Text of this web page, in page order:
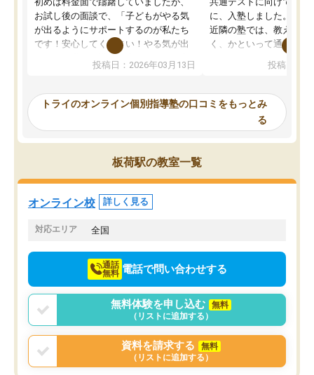
お試し後の面談で、「子どもがやる気
が出るようにサポートするのが私たち
です！安心してください！やる気が出
ないのは私たち講師の責任です」と言
ってくださり、確かに！と考えて、思
ったんですが、学生の先生から学ぶこ
み、徐々に成績が上がったらいいなと
思っていました。何が今足りないのか
を的確に指導いただき、子どももびっ
くりするほど楽しんでやる気を持って
塾を受けています。狙い通り、少しず
つ成績も上がり、苦手意識も無くなっ
てきたので、さらに苦手な数学も追加
でお願いしました。来年の高校受験に
投稿日：2026年03月13日
に、入塾しました。田舎
近隣の塾では、教えても
く、かといって通うには
可能なので本当に助か
らないところをピンポイ
頂いて、とてもわかり
していました。一生を
スト、多少お金がかかっ
投稿日：
トライのオンライン個別指導塾の口コミをもっとみ
る
板荷駅の教室一覧
オンライン校 詳しく見る
対応エリア 全国
通話
無料 電話で問い合わせする
無料体験を申し込む
無料
（リストに追加する）
資料を請求する
無料
（リストに追加する）